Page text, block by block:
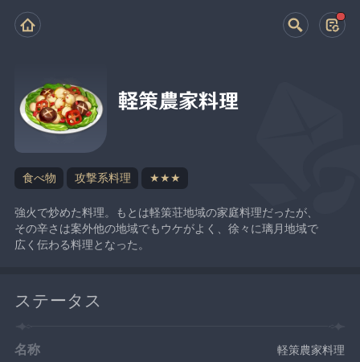
軽策農家料理
食べ物 攻撃系料理 ★★★
強火で炒めた料理。もとは軽策荘地域の家庭料理だったが、
その辛さは案外他の地域でもウケがよく、徐々に璃月地域で
広く伝わる料理となった。
ステータス
名称 軽策農家料理